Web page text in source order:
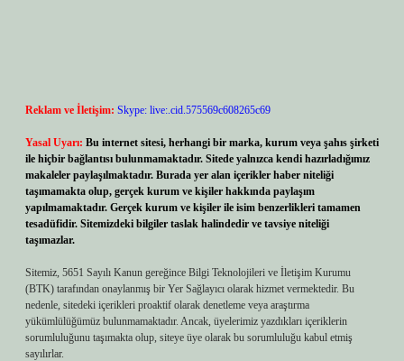
Reklam ve İletişim: Skype: live:.cid.575569c608265c69
Yasal Uyarı: Bu internet sitesi, herhangi bir marka, kurum veya şahıs şirketi
ile hiçbir bağlantısı bulunmamaktadır. Sitede yalnızca kendi hazırladığımız
makaleler paylaşılmaktadır. Burada yer alan içerikler haber niteliği
taşımamakta olup, gerçek kurum ve kişiler hakkında paylaşım
yapılmamaktadır. Gerçek kurum ve kişiler ile isim benzerlikleri tamamen
tesadüfidir. Sitemizdeki bilgiler taslak halindedir ve tavsiye niteliği
taşımazlar.
Sitemiz, 5651 Sayılı Kanun gereğince Bilgi Teknolojileri ve İletişim Kurumu
(BTK) tarafından onaylanmış bir Yer Sağlayıcı olarak hizmet vermektedir. Bu
nedenle, sitedeki içerikleri proaktif olarak denetleme veya araştırma
yükümlülüğümüz bulunmamaktadır. Ancak, üyelerimiz yazdıkları içeriklerin
sorumluluğunu taşımakta olup, siteye üye olarak bu sorumluluğu kabul etmiş
sayılırlar.